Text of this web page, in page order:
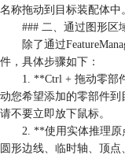
名称拖动到目标装配体中
### 二、通过图形区
除了通过
件，具体步骤如下：
1. **Ctrl + 拖动零部件
动您希望添加的零部件到
请不要立即放下鼠标。
2. **使用实体推理原
圆形边线、临时轴、顶